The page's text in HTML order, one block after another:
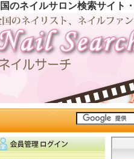
のネイルサロン検索サイト